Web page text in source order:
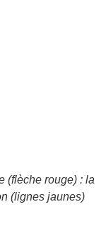
(flèche rouge) : la
(lignes jaunes)